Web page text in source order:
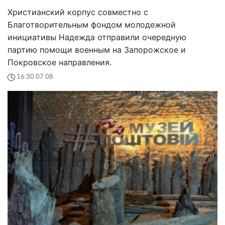
Христианский корпус совместно с
Благотворительным фондом молодежной
инициативы Надежда отправили очередную
партию помощи военным на Запорожское и
Покровское направления.
16:30 07.08